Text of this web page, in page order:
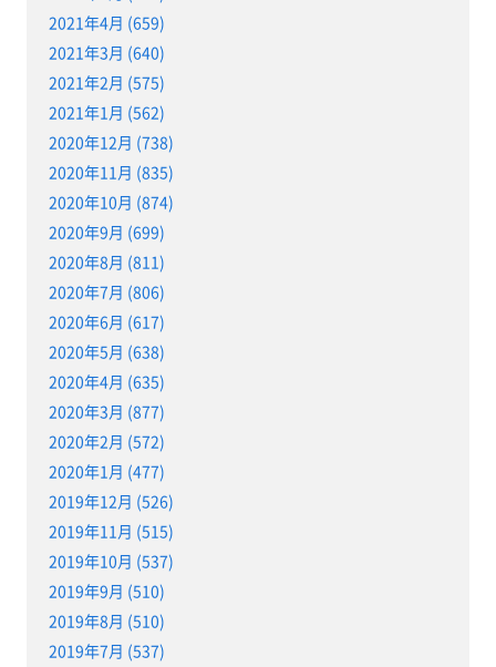
2021年4月 (659)
2021年3月 (640)
2021年2月 (575)
2021年1月 (562)
2020年12月 (738)
2020年11月 (835)
2020年10月 (874)
2020年9月 (699)
2020年8月 (811)
2020年7月 (806)
2020年6月 (617)
2020年5月 (638)
2020年4月 (635)
2020年3月 (877)
2020年2月 (572)
2020年1月 (477)
2019年12月 (526)
2019年11月 (515)
2019年10月 (537)
2019年9月 (510)
2019年8月 (510)
2019年7月 (537)